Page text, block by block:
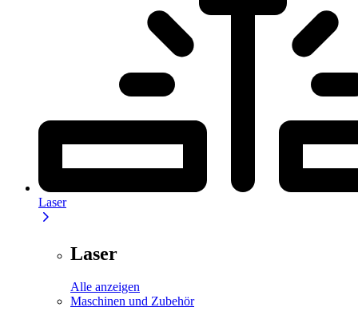
Laser
Laser
Alle anzeigen
Maschinen und Zubehör